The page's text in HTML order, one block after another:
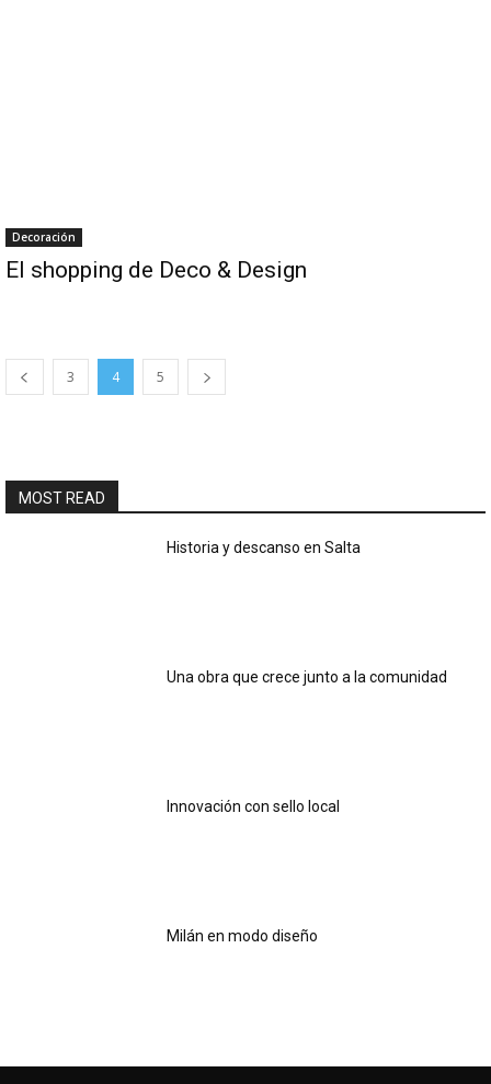
Decoración
El shopping de Deco & Design
3 4 5
MOST READ
Historia y descanso en Salta
Una obra que crece junto a la comunidad
Innovación con sello local
Milán en modo diseño